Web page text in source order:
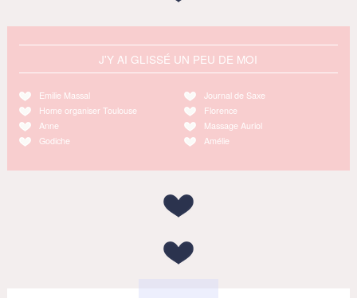
J'Y AI GLISSÉ UN PEU DE MOI
Emilie Massal
Home organiser Toulouse
Anne
Godiche
Journal de Saxe
Florence
Massage Auriol
Amélie